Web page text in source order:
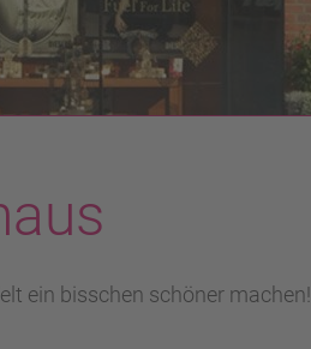
ein bisschen schöner machen!